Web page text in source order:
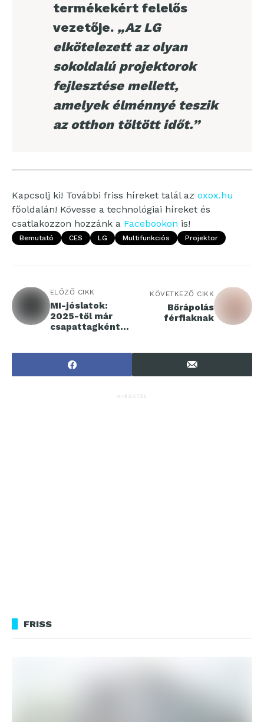
termékekért felelős
vezetője. „Az LG
elkötelezett az olyan
sokoldalú projektorok
fejlesztése mellett,
amelyek élménnyé teszik
az otthon töltött időt.”
Kapcsolj ki! További friss híreket talál az oxox.hu
főoldalán! Kövesse a technológiai híreket és
csatlakozzon hozzánk a Facebookon is!
Bemutató CES LG Multifunkciós Projektor
ELŐZŐ CIKK
MI-jóslatok:
2025-től már
csapattagként
intelligencia
KÖVETKEZŐ CIKK
Bőrápolás
férfiaknak
HIRDETÉS
FRISS